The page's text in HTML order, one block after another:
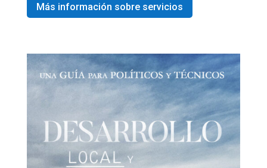
Más información sobre servicios